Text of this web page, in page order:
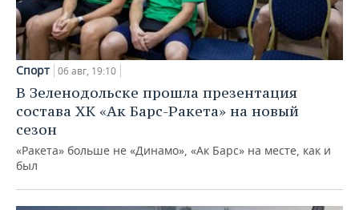
Спорт 06 авг, 19:10
В Зеленодольске прошла презентация
состава ХК «Ак Барс-Ракета» на новый
сезон
«Ракета» больше не «Динамо», «Ак Барс» на месте, как и
был